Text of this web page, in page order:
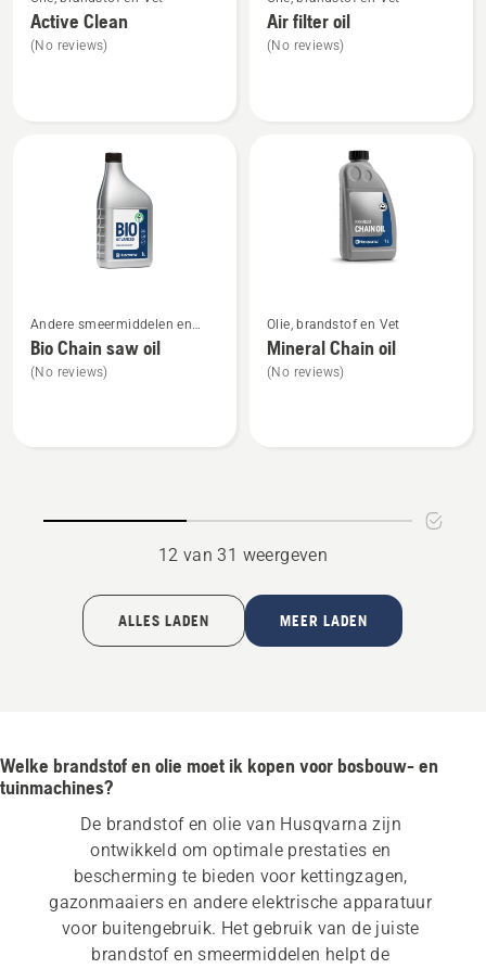
details
over
Active Clean
(No reviews)
details
over
Air filter oil
(No reviews)
meer
details
over
Andere smeermiddelen en
oliën
Bio Chain saw oil
(No reviews)
meer
details
over
Olie, brandstof en Vet
Mineral Chain oil
(No reviews)
12 van 31 weergeven
ALLES LADEN MEER LADEN
Welke brandstof en olie moet ik kopen voor bosbouw- en
tuinmachines?
De brandstof en olie van Husqvarna zijn
ontwikkeld om optimale prestaties en
bescherming te bieden voor kettingzagen,
gazonmaaiers en andere elektrische apparatuur
voor buitengebruik. Het gebruik van de juiste
brandstof en smeermiddelen helpt de